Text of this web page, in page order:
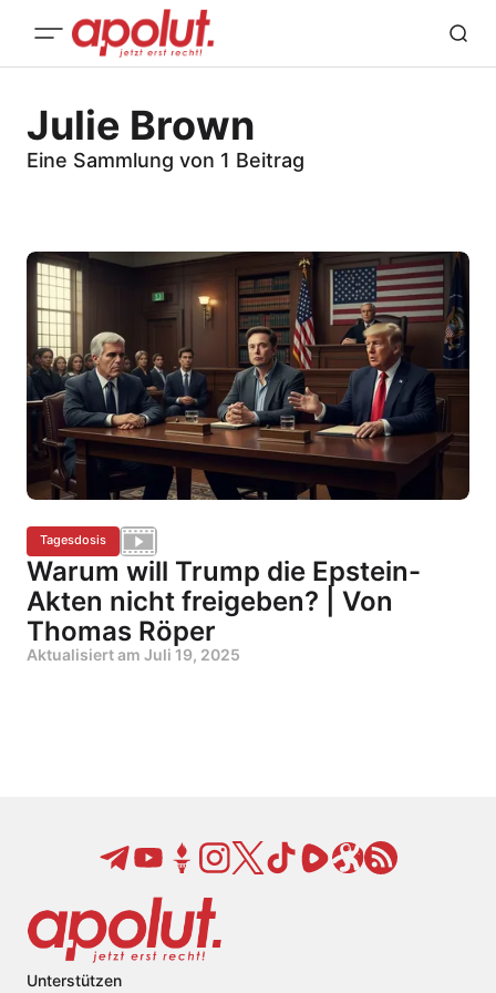
Julie Brown
Eine Sammlung von 1 Beitrag
Tagesdosis
Warum will Trump die Epstein-
Akten nicht freigeben? | Von
Thomas Röper
Aktualisiert am Juli 19, 2025
Unterstützen